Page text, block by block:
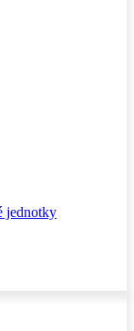
jednotky